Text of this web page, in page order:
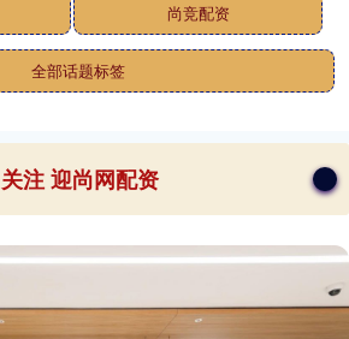
尚竞配资
全部话题标签
关注 迎尚网配资